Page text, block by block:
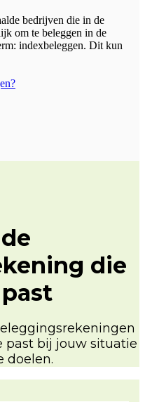
bedrijven die in de
om te beleggen in de
indexbeleggen. Dit kun
die
past bij jouw situatie
doelen.